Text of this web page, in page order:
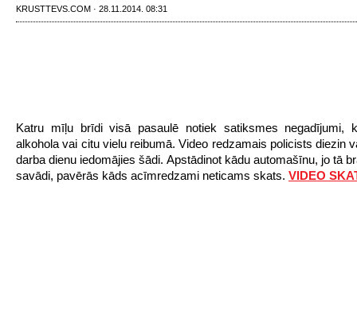
KRUSTTEVS.COM · 28.11.2014. 08:31
Katru mīļu brīdi visā pasaulē notiek satiksmes negadījumi,
alkohola vai citu vielu reibumā. Video redzamais policists diezin
darba dienu iedomājies šādi. Apstādinot kādu automašīnu, jo tā
savādi, pavērās kāds acīmredzami neticams skats. VIDEO